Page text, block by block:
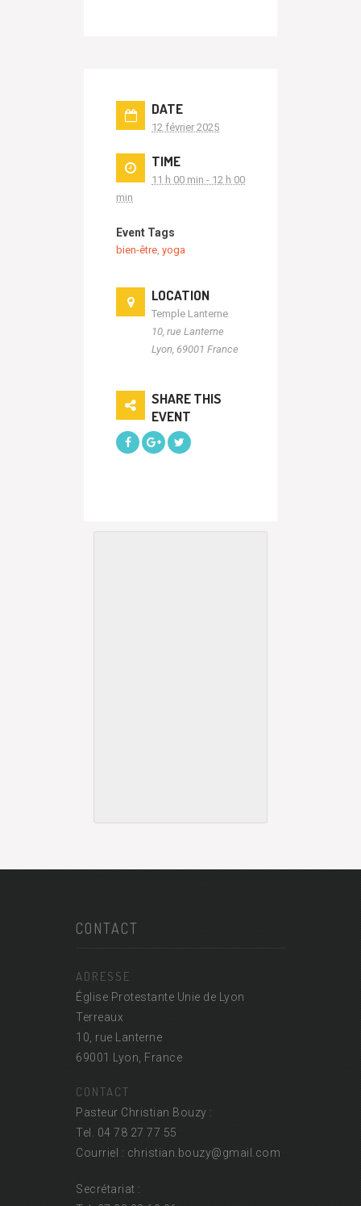
DATE
12 février 2025
TIME
11 h 00 min - 12 h 00
min
Event Tags
bien-être yoga
LOCATION
Temple Lanterne
10, rue Lanterne
Lyon 69001 France
SHARE THIS
EVENT
CONTACT
ADRESSE
Église Protestante Unie de Lyon
Terreaux
10, rue Lanterne
69001 Lyon, France
CONTACT
Pasteur Christian Bouzy :
Tel. 04 78 27 77 55
Courriel : christian.bouzy@gmail.com
Secrétariat :